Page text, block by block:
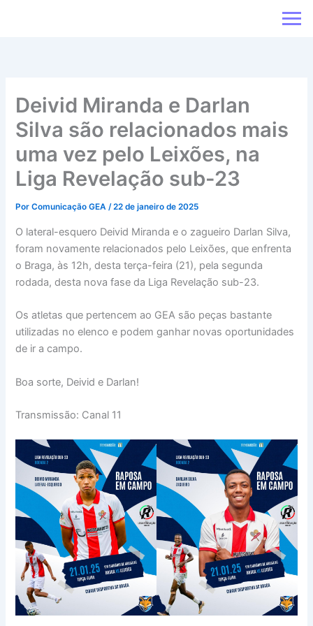
Deivid Miranda e Darlan
Silva são relacionados mais
uma vez pelo Leixões, na
Liga Revelação sub-23
PorComunicação GEA/22 de janeiro de 2025
O lateral-esquero Deivid Miranda e o zagueiro Darlan Silva,
foram novamente relacionados pelo Leixões, que enfrenta
o Braga, às 12h, desta terça-feira (21), pela segunda
rodada, desta nova fase da Liga Revelação sub-23.
Os atletas que pertencem ao GEA são peças bastante
utilizadas no elenco e podem ganhar novas oportunidades
de ir a campo.
Boa sorte, Deivid e Darlan!
Transmissão: Canal 11